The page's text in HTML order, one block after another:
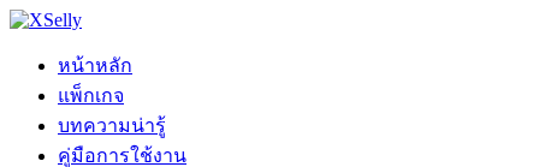
หน้าหลัก
แพ็กเกจ
บทความน่ารู้
คู่มือการใช้งาน